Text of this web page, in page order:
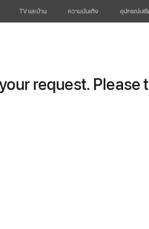
TV และบ้าน ความบันเทิง อุปกรณ์เสริ
request. Please